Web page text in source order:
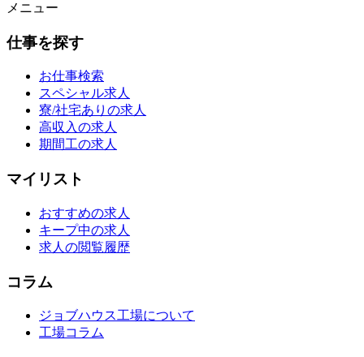
メニュー
仕事を探す
お仕事検索
スペシャル求人
寮/社宅ありの求人
高収入の求人
期間工の求人
マイリスト
おすすめの求人
キープ中の求人
求人の閲覧履歴
コラム
ジョブハウス工場について
工場コラム